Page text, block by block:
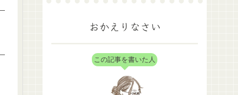
おかえりなさい
この記事を書いた人